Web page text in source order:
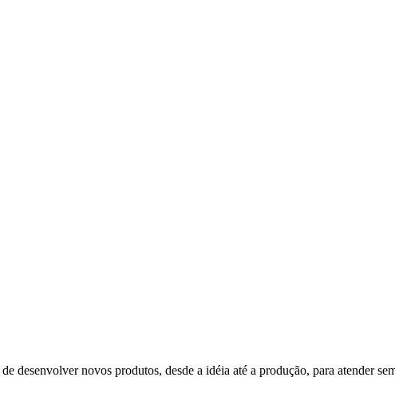
desenvolver novos produtos, desde a idéia até a produção, para atender